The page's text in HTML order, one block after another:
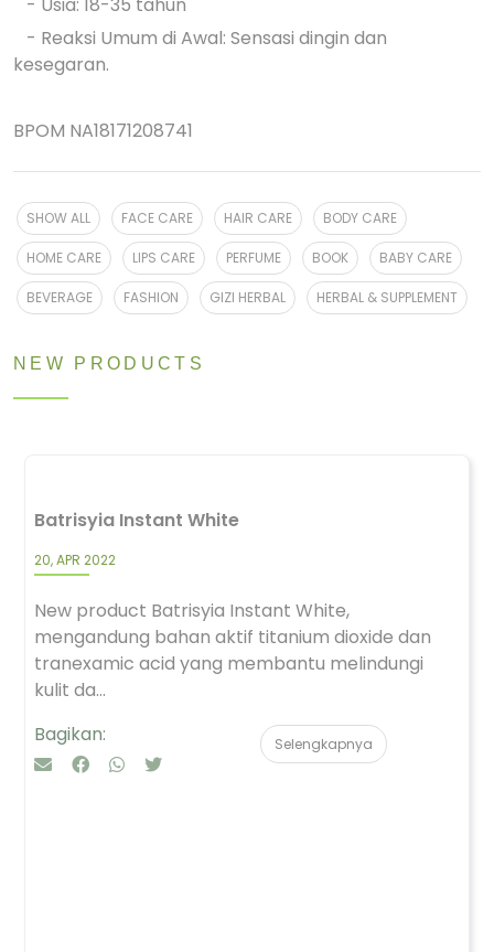
- Usia: 18-35 tahun
- Reaksi Umum di Awal: Sensasi dingin dan
kesegaran.
BPOM NA18171208741
SHOW ALL FACE CARE HAIR CARE BODY CARE
HOME CARE LIPS CARE PERFUME BOOK BABY CARE
BEVERAGE FASHION GIZI HERBAL HERBAL & SUPPLEMENT
NEW PRODUCTS
Batrisyia Instant White
20, APR 2022
New product Batrisyia Instant White,
mengandung bahan aktif titanium dioxide dan
tranexamic acid yang membantu melindungi
kulit da...
Bagikan:
Selengkapnya